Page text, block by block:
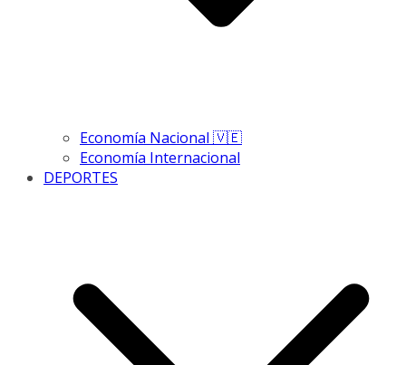
Economía Nacional 🇻🇪
Economía Internacional
DEPORTES